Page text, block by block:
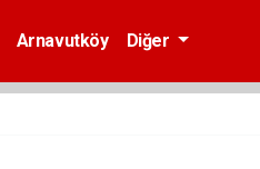
Arnavutköy Diğer